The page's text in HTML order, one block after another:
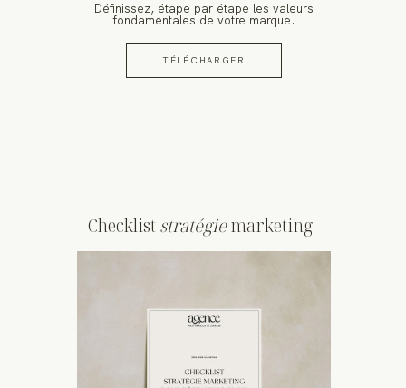
Checkliststratégiemarketing
Définissez, étape par étape les valeurs
fondamentales de votre marque.
TÉLÉCHARGER